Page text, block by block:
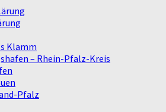
Klamm
– Rhein-Pfalz-Kreis
Pfalz